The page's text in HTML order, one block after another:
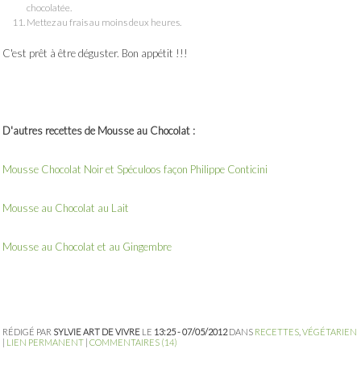
chocolatée.
Mettez au frais au moins deux heures.
C'est prêt à être déguster. Bon appétit !!!
D'autres recettes de Mousse au Chocolat :
Mousse Chocolat Noir et Spéculoos façon Philippe Conticini
Mousse au Chocolat au Lait
Mousse au Chocolat et au Gingembre
RÉDIGÉ PAR SYLVIE ART DE VIVRE LE 13:25 - 07/05/2012DANS RECETTES VÉGÉTARIEN
| LIEN PERMANENT | COMMENTAIRES (14)